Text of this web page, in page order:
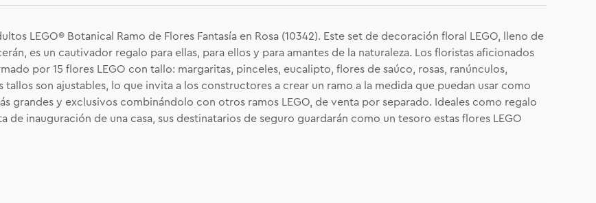
LEGO® Botanical Ramo de Flores Fantasía en Rosa (10342). Este set de decoración floral LEGO, lleno de
es un cautivador regalo para ellas, para ellos y para amantes de la naturaleza. Los floristas aficionados
por 15 flores LEGO con tallo: margaritas, pinceles, eucalipto, flores de saúco, rosas, ranúnculos,
tallos son ajustables, lo que invita a los constructores a crear un ramo a la medida que puedan usar como
grandes y exclusivos combinándolo con otros ramos LEGO, de venta por separado. Ideales como regalo
de inauguración de una casa, sus destinatarios de seguro guardarán como un tesoro estas flores LEGO